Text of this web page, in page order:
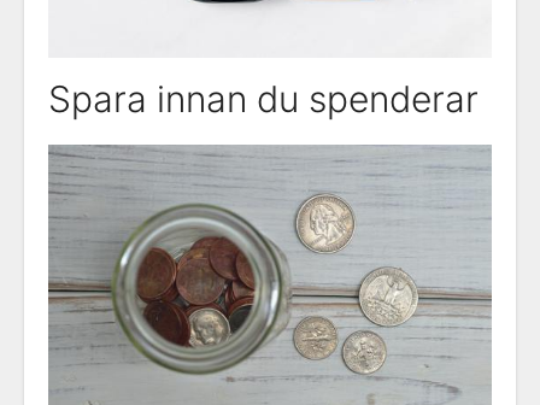
Spara innan du spenderar